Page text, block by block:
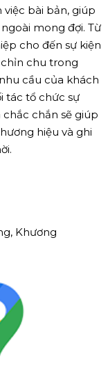
bài bản, giúp
mong đợi. Từ
cho đến sự kiện
chỉn chu trong
cầu của khách
tác tổ chức sự
chắn sẽ giúp
hiệu và ghi
Khương